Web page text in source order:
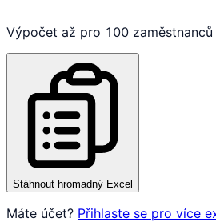
Výpočet až pro 100
Stáhnout hromadný Excel
Máte účet? Přihlaste se pro více